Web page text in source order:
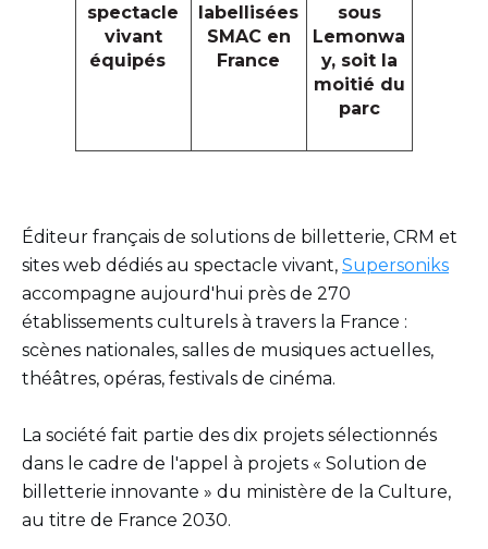
spectacle
vivant
équipés
labellisées
SMAC en
France
sous
Lemonwa
y, soit la
moitié du
parc
Éditeur français de solutions de billetterie, CRM et
sites web dédiés au spectacle vivant, Supersoniks
accompagne aujourd'hui près de 270
établissements culturels à travers la France :
scènes nationales, salles de musiques actuelles,
théâtres, opéras, festivals de cinéma.
La société fait partie des dix projets sélectionnés
dans le cadre de l'appel à projets « Solution de
billetterie innovante » du ministère de la Culture,
au titre de France 2030.